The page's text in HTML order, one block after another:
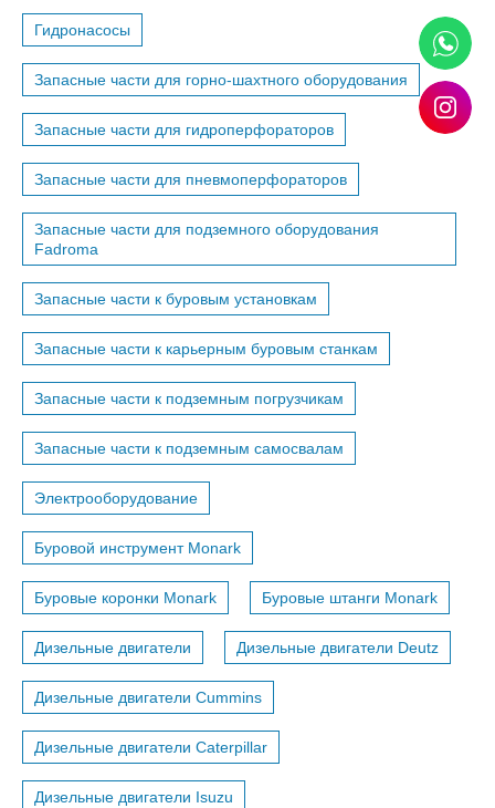
Гидронасосы
Запасные части для горно-шахтного оборудования
Запасные части для гидроперфораторов
Запасные части для пневмоперфораторов
Запасные части для подземного оборудования
Fadroma
Запасные части к буровым установкам
Запасные части к карьерным буровым станкам
Запасные части к подземным погрузчикам
Запасные части к подземным самосвалам
Электрооборудование
Буровой инструмент Monark
Буровые коронки Monark Буровые штанги Monark
Дизельные двигатели Дизельные двигатели Deutz
Дизельные двигатели Cummins
Дизельные двигатели Caterpillar
Дизельные двигатели Isuzu